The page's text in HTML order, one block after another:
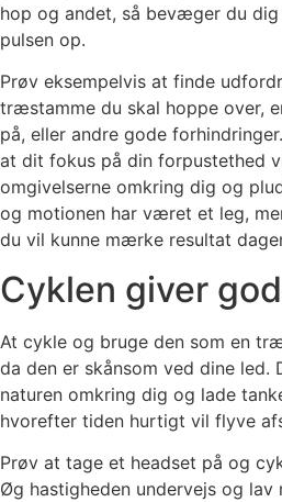
hop og andet, så bevæger du
pulsen op.
Prøv eksempelvis at finde
træstamme du skal hoppe over,
på, eller andre gode
at dit fokus på din forpustethed
omgivelserne omkring dig og
og motionen har været et leg,
du vil kunne mærke resultat
Cyklen giver
At cykle og bruge den som en
da den er skånsom ved dine led.
naturen omkring dig og lade
hvorefter tiden hurtigt vil flyve
Prøv at tage et headset på og
Øg hastigheden undervejs og